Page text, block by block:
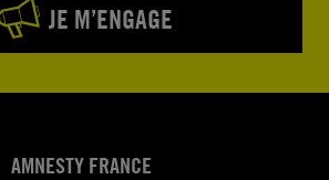
JE M’ENGAGE
AMNESTY FRANCE